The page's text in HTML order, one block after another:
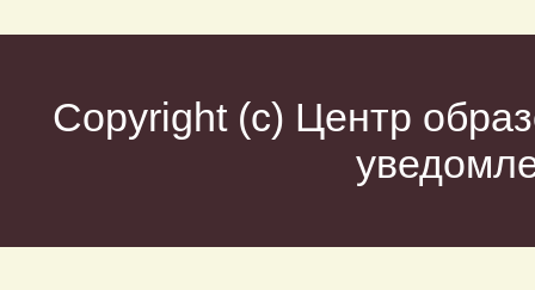
Copyright (c) Центр